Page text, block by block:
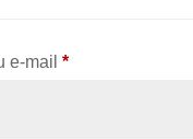
e-mail*Obligatoire